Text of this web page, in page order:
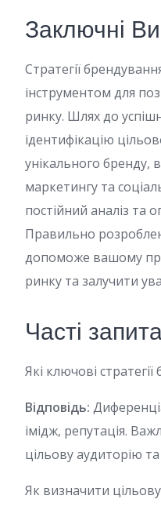
Заключні
Стратегії
інструментом для
ринку. Шлях до
ідентифікацію
унікального бренду,
маркетингу та
постійний аналіз та
Правильно
допоможе вашому
ринку та залучити
Часті
Які ключові
Відповідь:
імідж, репутація.
цільову аудиторію та
Як визначити